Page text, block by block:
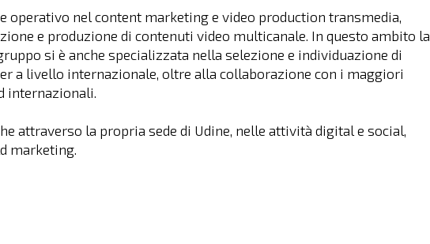
operativo nel content marketing e video production transmedia,
e produzione di contenuti video multicanale. In questo ambito la
si è anche specializzata nella selezione e individuazione di
a livello internazionale, oltre alla collaborazione con i maggiori
internazionali.
attraverso la propria sede di Udine, nelle attività digital e social,
marketing.